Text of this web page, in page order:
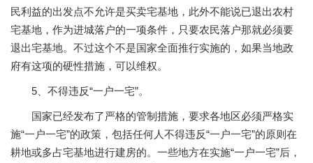
民利益的出发点不允许是买卖宅基地，此外不能说已退出农村
宅基地，作为进城落户的一项条件，只要农民落户那就必须要
退出宅基地。不过这个不是国家全面推行实施的，如果当地政
府有这项的硬性措施，可以维权。
5、不得违反“一户一宅”。
国家已经发布了严格的管制措施，要求各地区必须严格实
施“一户一宅”的政策，包括任何人不得违反“一户一宅”的原则在
耕地或多占宅基地进行建房的。一些地方在实施“一户一宅”后，